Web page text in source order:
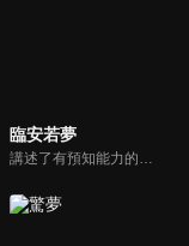
臨安若夢
講述了有預知能力的丞相府嫡女姜若璃與身負十世輪迴之謎的國公府世子霍臨川相遇後，從盟友逐漸互生情愫，歷經家族權謀與身世糾葛，最終破除詛咒相守一生的故事。